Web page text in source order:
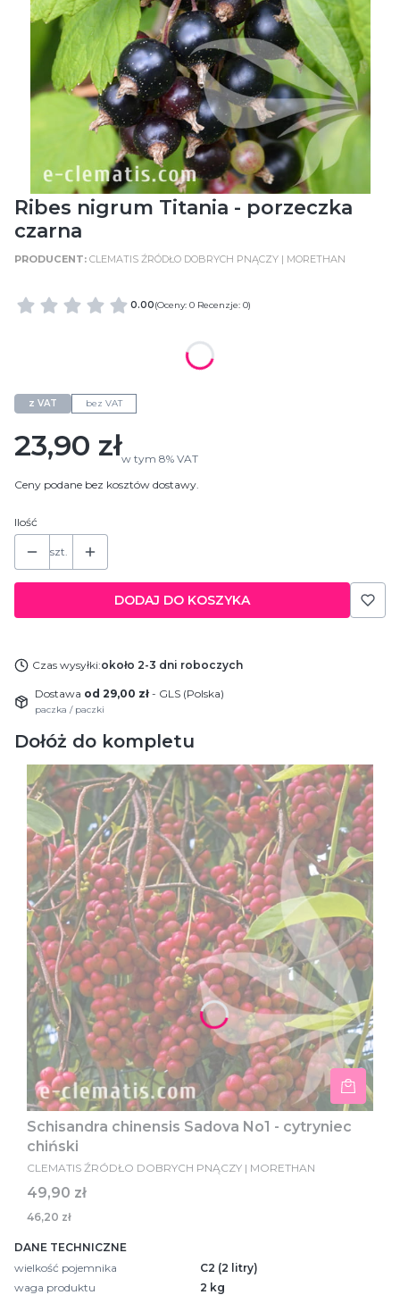
Ribes nigrum Titania - porzeczka
czarna
CLEMATIS ŹRÓDŁO DOBRYCH PNĄCZY | MORETHAN
0.00(Oceny: 0 Recenzje: 0)
z VAT bez VAT
Cena
23,90 złw tym 8% VAT
Ceny podane bez kosztów dostawy.
Ilość
szt.
DODAJ DO KOSZYKA
Czas wysyłki:około 2-3 dni roboczych
Dostawa od 29,00 zł - GLS (Polska)
paczka / paczki
Dołóż do kompletu
Schisandra chinensis Sadova No1 - cytryniec
chiński
CLEMATIS ŹRÓDŁO DOBRYCH PNĄCZY | MORETHAN
Cena
49,90 zł
46,20 zł
DANE TECHNICZNE
wielkość pojemnika
C2 (2 litry)
waga produktu
2 kg